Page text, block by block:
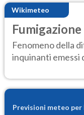
Wikimeteo
Fumigazione
Fenomeno della
inquinanti emessi
Previsioni meteo